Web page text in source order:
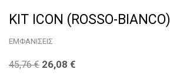
KIT ICON (ROSSO-BIANCO)
ΕΜΦΑΝΙΣΕΙΣ
45,76€ 26,08 €